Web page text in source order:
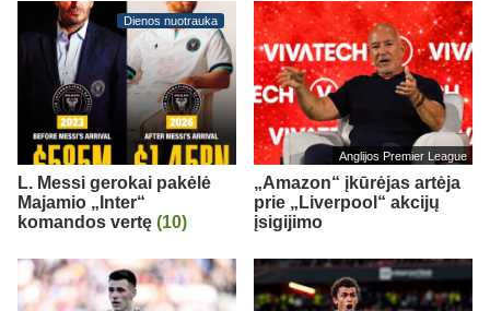
Dienos nuotrauka
L. Messi gerokai pakėlė
Majamio „Inter“
komandos vertę (10)
Anglijos Premier League
„Amazon“ įkūrėjas artėja
prie „Liverpool“ akcijų
įsigijimo